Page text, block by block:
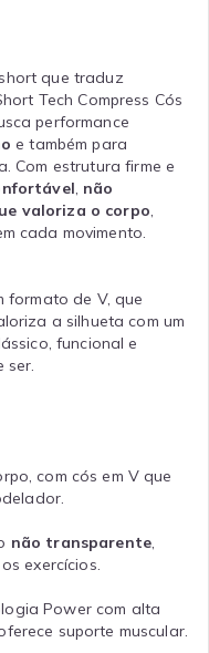
que traduz
Tech Compress Cós
performance
e também para
Com estrutura firme e
não
valoriza o corpo
cada movimento.
formato de V, que
a silhueta com um
funcional e
com cós em V que
não transparente
exercícios.
Power com alta
suporte muscular.